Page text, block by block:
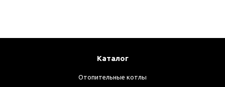
Каталог
Отопительные котлы